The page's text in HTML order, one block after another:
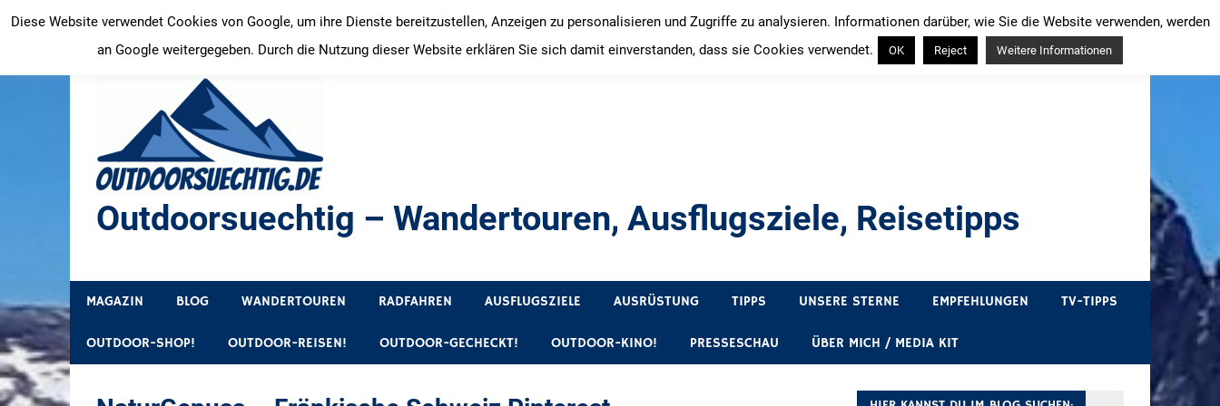
Inhalt
springen
Outdoorsuechtig – Wandertouren, Ausflugsziele, Reisetipps
MAGAZIN BLOG WANDERTOUREN RADFAHREN AUSFLUGSZIELE AUSRÜSTUNG TIPPS UNSERE STERNE EMPFEHLUNGEN TV-TIPPS
OUTDOOR-SHOP! OUTDOOR-REISEN! OUTDOOR-GECHECKT! OUTDOOR-KINO! PRESSESCHAU ÜBER MICH / MEDIA KIT
Diese Website verwendet Cookies von Google, um ihre Dienste bereitzustellen, Anzeigen zu personalisieren und Zugriffe zu analysieren. Informationen darüber, wie Sie die Website verwenden, werden
an Google weitergegeben. Durch die Nutzung dieser Website erklären Sie sich damit einverstanden, dass sie Cookies verwendet.
OK Reject Weitere Informationen